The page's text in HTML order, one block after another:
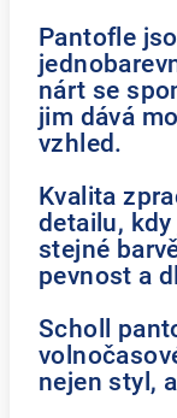
Pantofle
nárt se
jim dává
vzhled.
Kvalita
detailu,
stejné
pevnost a
Scholl
nejen styl,